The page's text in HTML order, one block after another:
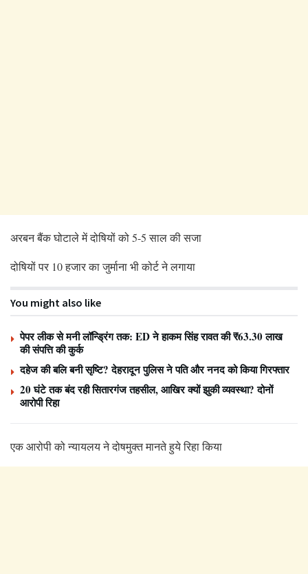
अरबन बैंक घोटाले में दोषियों को 5-5 साल की सजा
दोषियों पर 10 हजार का जुर्माना भी कोर्ट ने लगाया
You might also like
पेपर लीक से मनी लॉन्ड्रिंग तक: ED ने हाकम सिंह रावत की ₹63.30 लाख
की संपत्ति की कुर्क
दहेज की बलि बनी सृष्टि? देहरादून पुलिस ने पति और ननद को किया गिरफ्तार
20 घंटे तक बंद रही सितारगंज तहसील, आखिर क्यों झुकी व्यवस्था? दोनों
आरोपी रिहा
एक आरोपी को न्यायलय ने दोषमुक्त मानते हुये रिहा किया